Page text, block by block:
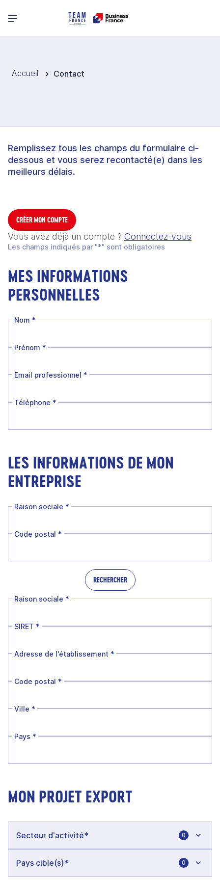
Menu principal
Accueil Contact
Remplissez tous les champs du formulaire ci-
dessous et vous serez recontacté(e) dans les
meilleurs délais.
CRÉER MON COMPTE
Vous avez déjà un compte ? Connectez-vous
Les champs indiqués par "*" sont obligatoires
MES INFORMATIONS
PERSONNELLES
Nom *
Prénom *
Email professionnel *
Téléphone *
LES INFORMATIONS DE MON
ENTREPRISE
Raison sociale *
Code postal *
RECHERCHER
Raison sociale *
SIRET *
Adresse de l'établissement *
Code postal *
Ville *
Pays *
MON PROJET EXPORT
0
0